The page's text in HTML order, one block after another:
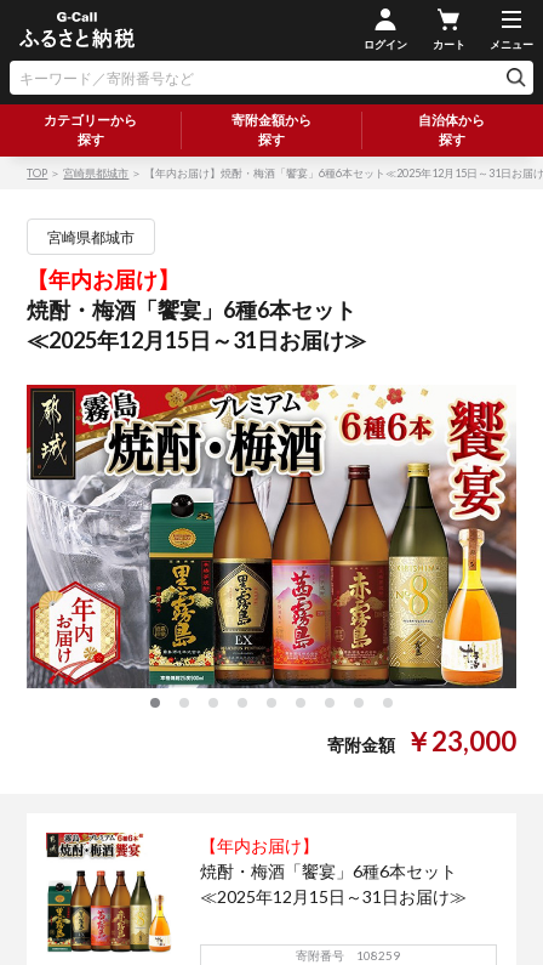
ログイン カート メニュー
カテゴリーから
探す
寄附金額から
探す
自治体から
探す
TOP ＞宮崎県都城市 ＞ 【年内お届け】焼酎・梅酒「饗宴」6種6本セット≪2025年12月15日～31日お届
宮崎県都城市
【年内お届け】
焼酎・梅酒「饗宴」6種6本セット
≪2025年12月15日～31日お届け≫
寄附金額 ￥23,000
【年内お届け】
焼酎・梅酒「饗宴」6種6本セット
≪2025年12月15日～31日お届け≫
寄附番号 108259